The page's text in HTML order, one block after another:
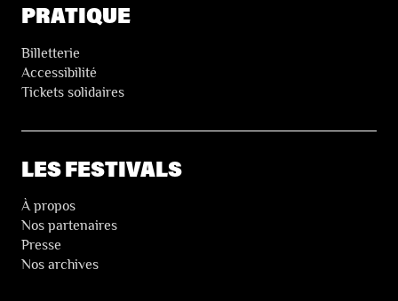
PRATIQUE
Billetterie
Accessibilité
Tickets solidaires
LES FESTIVALS
À propos
Nos partenaires
Presse
Nos archives